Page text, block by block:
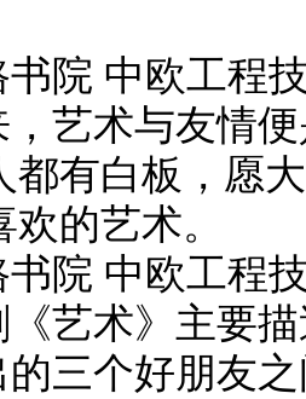
书院 中欧工程
艺术与友情
都有白板，愿
的艺术。
书院 中欧工程
艺术》主要
的三个好朋友